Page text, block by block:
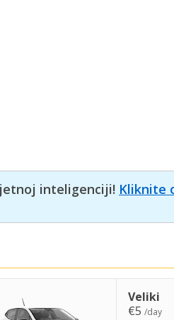
inteligenciji! Kliknite
Veliki
€5 /day